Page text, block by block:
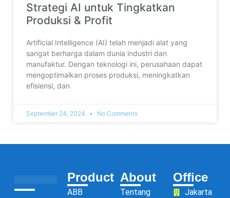
Strategi AI untuk Tingkatkan
Produksi & Profit
Artificial Intelligence (AI) telah menjadi alat yang
sangat berharga dalam dunia industri dan
manufaktur. Dengan teknologi ini, perusahaan dapat
mengoptimalkan proses produksi, meningkatkan
efisiensi, dan
September 24, 2024 No Comments
Product
ABB
About
Tentang
Office
Jakarta